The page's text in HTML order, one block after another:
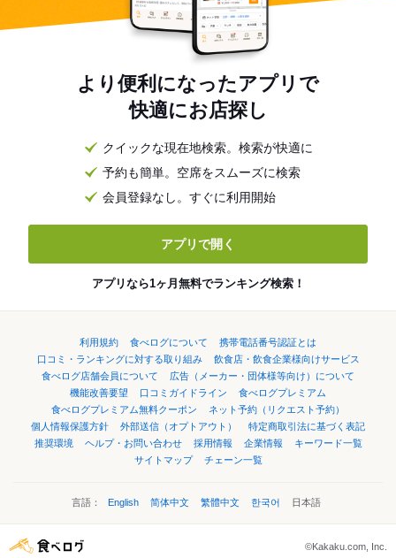
より便利になったアプリで
快適にお店探し
クイックな現在地検索。検索が快適に
予約も簡単。空席をスムーズに検索
会員登録なし。すぐに利用開始
アプリで開く
アプリなら1ヶ月無料でランキング検索！
利用規約 食べログについて
携帯電話番号認証とは
口コミ・ランキングに対する取り組み
飲食店・飲食企業様向けサービス
食べログ店舗会員について
広告（メーカー・団体様等向け）について
機能改善要望
口コミガイドライン
食べログプレミアム
食べログプレミアム無料クーポン
ネット予約（リクエスト予約）
個人情報保護方針
外部送信（オプトアウト）
特定商取引法に基づく表記
推奨環境
ヘルプ・お問い合わせ 採用情報 企業情報
キーワード一覧
サイトマップ
チェーン一覧
言語： English 简体中文 繁體中文 한국어 日本語
©Kakaku.com, Inc.